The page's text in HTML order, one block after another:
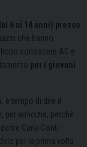
6 ai 14 anni) presso
che hanno
conoscere AC e
per i giovani
è tempo di dire il
per amicizia, perché
Carla Conti -.
per la prima volta